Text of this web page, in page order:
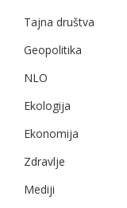
Tajna društva
Geopolitika
NLO
Ekologija
Ekonomija
Zdravlje
Mediji